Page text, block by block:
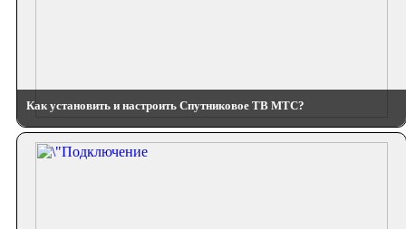
Как установить и настроить Спутниковое ТВ МТС?